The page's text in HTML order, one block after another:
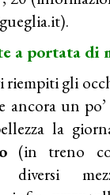
).
a portata di
riempiti gli
ancora un
la
(in treno